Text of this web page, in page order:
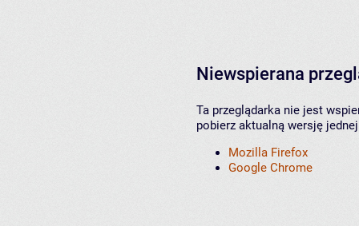
Niewspierana
Ta przeglądarka nie jest
pobierz aktualną wersję
Mozilla Firefox
Google Chrome